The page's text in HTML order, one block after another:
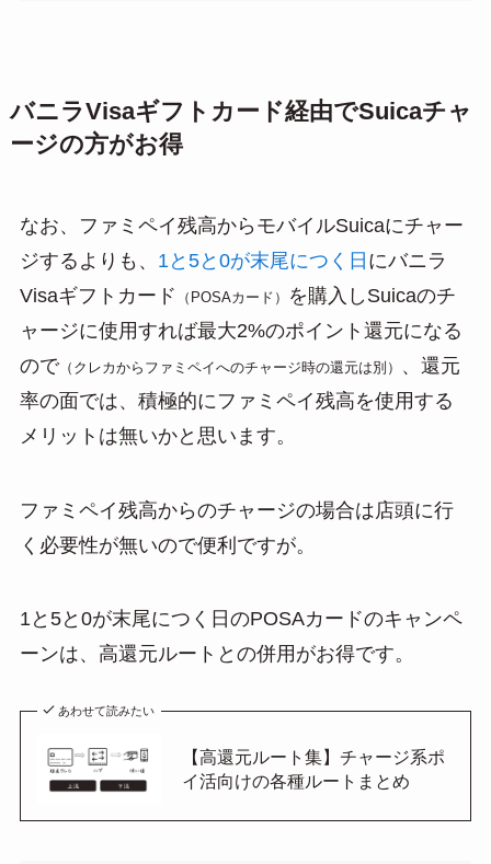
バニラVisaギフトカード経由でSuicaチャ
ージの方がお得
なお、ファミペイ残高からモバイルSuicaにチャー
ジするよりも、 1と5と0が末尾につく日 にバニラ
Visaギフトカード
（POSAカード）
を購入しSuicaのチ
ャージに使用すれば最大2%のポイント還元になる
ので（クレカからファミペイへのチャージ時の還元は別）
、還元
率の面では、積極的にファミペイ残高を使用する
メリットは無いかと思います。
ファミペイ残高からのチャージの場合は店頭に行
く必要性が無いので便利ですが。
1と5と0が末尾につく日のPOSAカードのキャンペ
ーンは、高還元ルートとの併用がお得です。
あわせて読みたい
【高還元ルート集】チャージ系ポ
イ活向けの各種ルートまとめ